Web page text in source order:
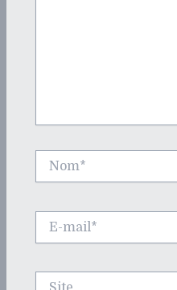
Nom*
mail*
Site